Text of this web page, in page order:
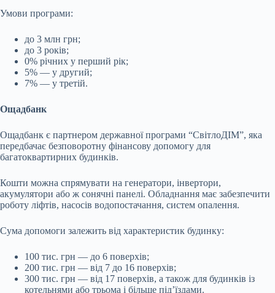
Умови програми:
до 3 млн грн;
до 3 років;
0% річних у перший рік;
5% — у другий;
7% — у третій.
Ощадбанк
Ощадбанк є партнером державної програми “СвітлоДІМ”, яка
передбачає безповоротну фінансову допомогу для
багатоквартирних будинків.
Кошти можна спрямувати на генератори, інвертори,
акумулятори або ж сонячні панелі. Обладнання має забезпечити
роботу ліфтів, насосів водопостачання, систем опалення.
Сума допомоги залежить від характеристик будинку:
100 тис. грн — до 6 поверхів;
200 тис. грн — від 7 до 16 поверхів;
300 тис. грн — від 17 поверхів, а також для будинків із
котельнями або трьома і більше під’їздами.